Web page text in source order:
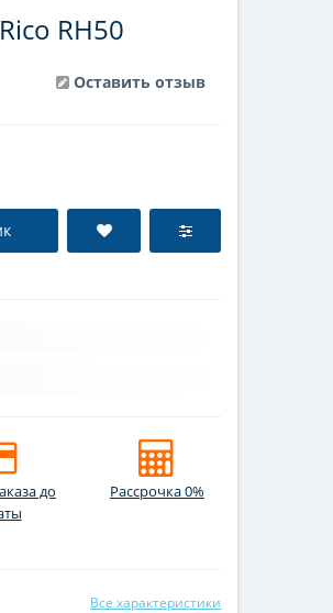
RH50
Оставить отзыв
до
Рассрочка 0%
Все характеристики